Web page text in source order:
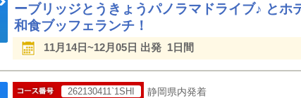
ーブリッジとうきょうパノラマドライブ♪ と
和食ブッフェランチ！
11月14日~12月05日 出発 1日間
262130411`1SHI 静岡県内発着